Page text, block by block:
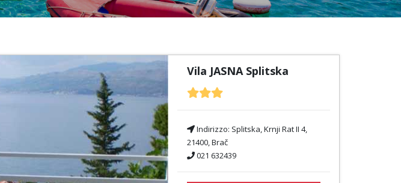
Vila JASNA Splitska
Indirizzo: Splitska, Krnji Rat II 4,
21400, Brač
021 632439